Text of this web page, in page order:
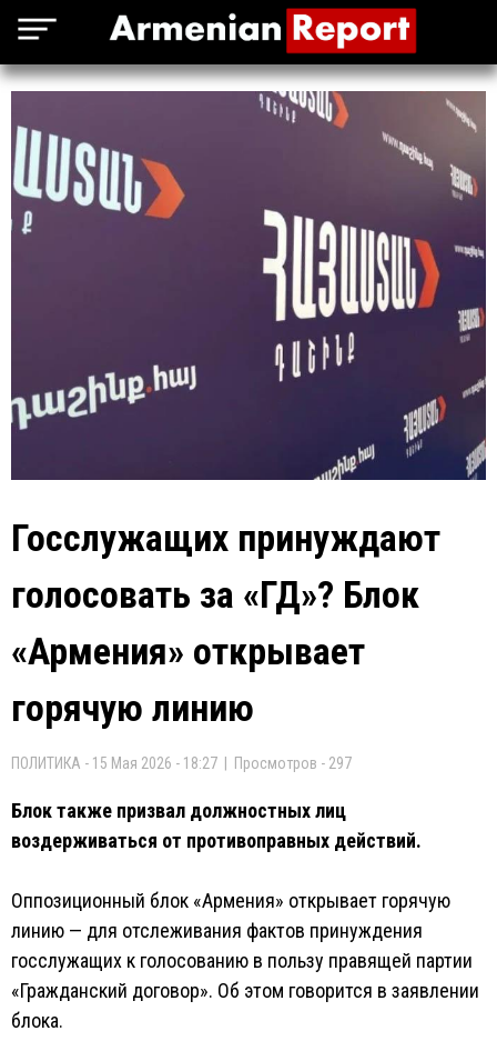
Госслужащих принуждают
голосовать за «ГД»? Блок
«Армения» открывает
горячую линию
ПОЛИТИКА - 15 Мая 2026 - 18:27 | Просмотров - 297
Блок также призвал должностных лиц
воздерживаться от противоправных действий.
Оппозиционный блок «Армения» открывает горячую
линию — для отслеживания фактов принуждения
госслужащих к голосованию в пользу правящей партии
«Гражданский договор». Об этом говорится в заявлении
блока.